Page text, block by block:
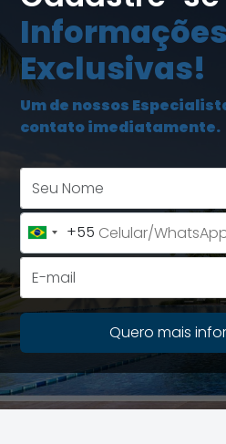
Informações
Exclusivas!
Um de nossos
contato imediatamente.
Brazil
+55
+55
Quero mais